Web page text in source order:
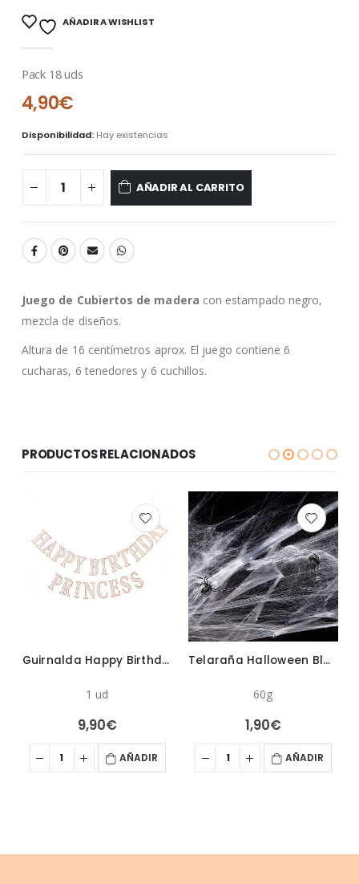
AÑADIR A WISHLIST
Pack 18 uds
4,90€
Disponibilidad: Hay existencias
AÑADIR AL CARRITO
Juego de Cubiertos de madera con estampado negro,
mezcla de diseños.
Altura de 16 centímetros aprox. El juego contiene 6
cucharas, 6 tenedores y 6 cuchillos.
PRODUCTOS RELACIONADOS
Guirnalda Happy Birthday de Princesas
1 ud
9,90€
AÑADIR
Telaraña Halloween Blanco
60g
1,90€
AÑADIR